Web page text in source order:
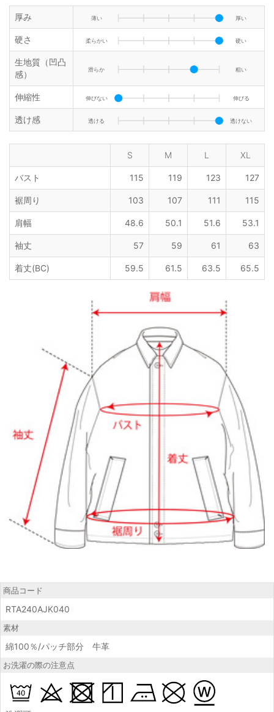
厚み 薄い 厚い
硬さ 柔らかい 硬い
生地質（凹凸
感）
滑らか 粗い
伸縮性 伸びない 伸びる
透け感 透ける 透けない
S M L XL
バスト 115 119 123 127
裾周り 103 107 111 115
肩幅 48.6 50.1 51.6 53.1
袖丈 57 59 61 63
着丈(BC) 59.5 61.5 63.5 65.5
商品コード
RTA240AJK040
素材
綿100％/パッチ部分 牛革
お洗濯の際の注意点